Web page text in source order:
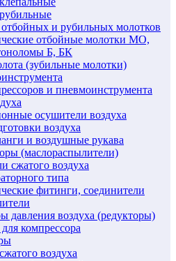
и рубильных молотков
отбойные молотки МО,
Б, БК
(зубильные молотки)
и пневмоинструмента
осушители воздуха
воздуха
и воздушные рукава
(маслораспылители)
сжатого воздуха
типа
фитинги, соединители
давления воздуха (редукторы)
компрессора
воздуха